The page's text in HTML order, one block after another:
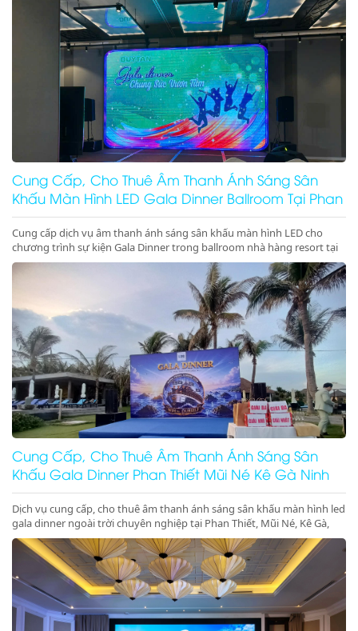
Cung Cấp, Cho Thuê Âm Thanh Ánh Sáng Sân
Khấu Màn Hình LED Gala Dinner Ballroom Tại Phan
Thiết Mũi Né Kê Gà Ninh Thuận Ninh Chữ Vĩnh Hy
Cung cấp dịch vụ âm thanh ánh sáng sân khấu màn hình LED cho
chương trình sự kiện Gala Dinner trong ballroom nhà hàng resort tại
Phan Thiết, Mũi Né, Kê Gà, Ninh Thuận, Ninh Chữ, Vĩnh Hy chuyên
nghiệp, đẳng cấp. Đặt lịch ngay nhận ưu đãi lớn!
Cung Cấp, Cho Thuê Âm Thanh Ánh Sáng Sân
Khấu Gala Dinner Phan Thiết Mũi Né Kê Gà Ninh
Thuận Giá Rẻ Uy Tín
Dịch vụ cung cấp, cho thuê âm thanh ánh sáng sân khấu màn hình led
gala dinner ngoài trời chuyên nghiệp tại Phan Thiết, Mũi Né, Kê Gà,
Ninh Thuận, Ninh Chữ, Vĩnh Hy. Hệ thống hiện đại, setup trọn gói, gọi
ngay nhận ưu đãi lớn!